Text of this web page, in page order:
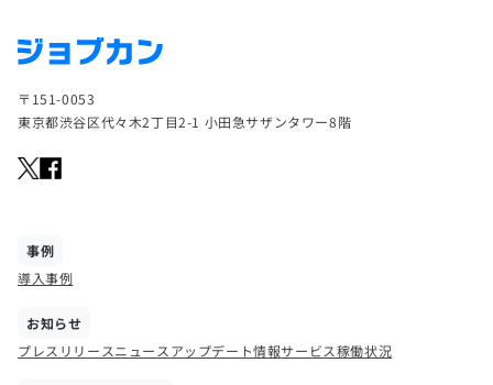
〒151-0053
東京都渋谷区代々木2丁目2-1 小田急サザンタワー8階
事例
導入事例
お知らせ
プレスリリースニュース アップデート情報サービス稼働状況